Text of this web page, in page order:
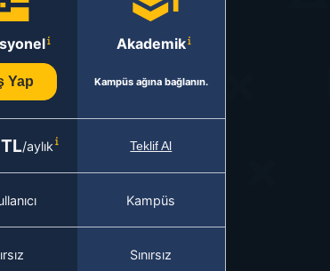
Yap
Akademik
Kampüs ağına bağlanın.
/aylık Teklif Al
Kampüs
Sınırsız